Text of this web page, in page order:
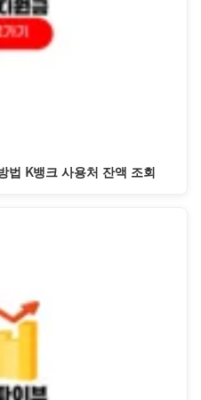
법 K뱅크 사용처 잔액 조회